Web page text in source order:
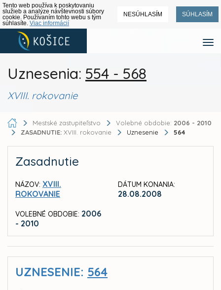
Tento web používa k poskytovaniu
služieb a analýze návštevnosti súbory
cookie. Používaním tohto webu s tým
súhlasíte. Viac informácií
NESÚHLASÍM SÚHLASÍM
Uznesenia: 554 - 568
XVIII. rokovanie
Mestské zastupiteľstvo Volebné obdobie: 2006 - 2010
ZASADNUTIE: XVIII. rokovanie Uznesenie 564
Zasadnutie
NÁZOV: XVIII.
ROKOVANIE
VOLEBNÉ OBDOBIE: 2006
- 2010
DÁTUM KONANIA:
28.08.2008
UZNESENIE: 564